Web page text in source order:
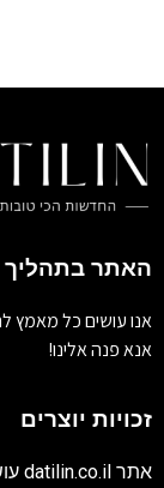
האתר בתהליך
אנו עושים כל מאמץ
אנא פנה אלינו!
זכויות יוצרים
אתר datilin.co.il